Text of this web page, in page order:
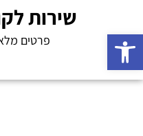
פתח סרגל נגישות
שירות
פרטים